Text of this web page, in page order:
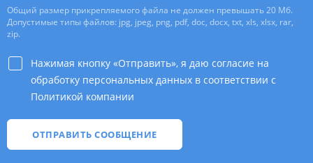
Общий размер прикрепляемого файла не должен превышать 20 Мб.
Допустимые типы файлов: jpg, jpeg, png, pdf, doc, docx, txt, xls, xlsx, rar,
zip.
Нажимая кнопку «Отправить», я даю согласие на
обработку персональных данных в соответствии с
Политикой компании